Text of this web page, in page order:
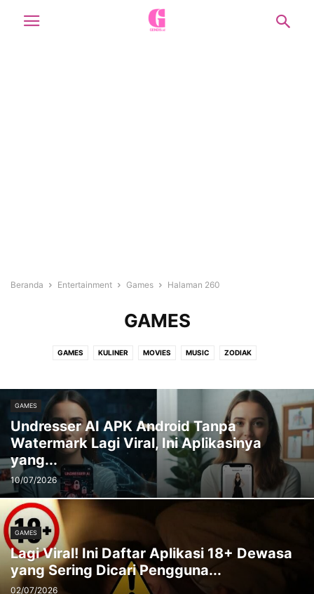
Beranda Entertainment Games Halaman 260
GAMES
GAMES KULINER MOVIES MUSIC ZODIAK
GAMES
Undresser AI APK Android Tanpa
Watermark Lagi Viral, Ini Aplikasinya
yang...
10/07/2026
GAMES
Lagi Viral! Ini Daftar Aplikasi 18+ Dewasa
yang Sering Dicari Pengguna...
02/07/2026